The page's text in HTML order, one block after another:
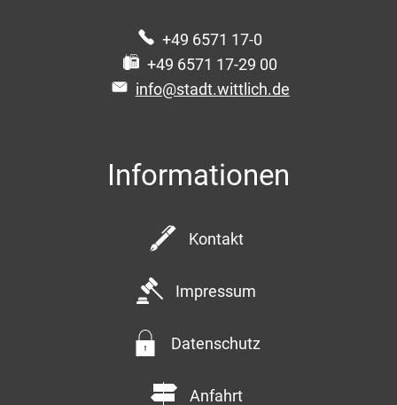
+49 6571 17-0
+49 6571 17-29 00
info@stadt.wittlich.de
Informationen
Kontakt
Impressum
Datenschutz
Anfahrt